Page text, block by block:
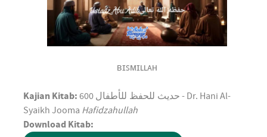
ʙɪꜱᴍɪʟʟᴀʜ
Kajian Kitab: 600 حديث للحفظ للأطفال - Dr. Hani Al-
Syaikh Jooma Hafidzahullah
Download Kitab: